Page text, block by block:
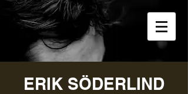
ERIK SÖDERLIND